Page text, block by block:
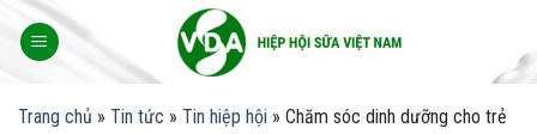
Trang chủ » Tin tức » Tin hiệp hội » Chăm sóc dinh dưỡng cho trẻ